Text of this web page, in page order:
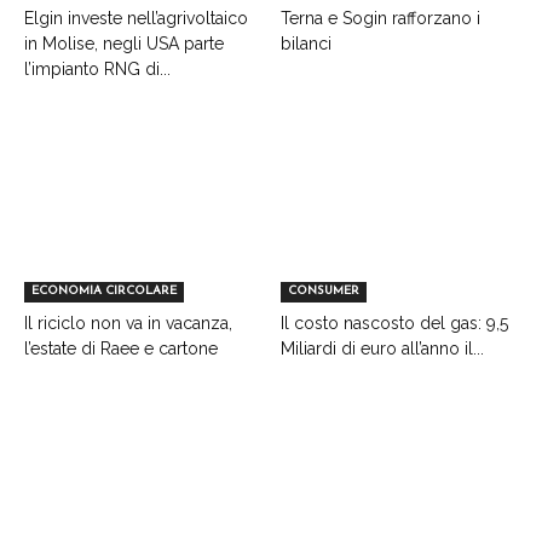
Elgin investe nell’agrivoltaico
in Molise, negli USA parte
l’impianto RNG di...
Terna e Sogin rafforzano i
bilanci
ECONOMIA CIRCOLARE
Il riciclo non va in vacanza,
l’estate di Raee e cartone
CONSUMER
Il costo nascosto del gas: 9,5
Miliardi di euro all’anno il...